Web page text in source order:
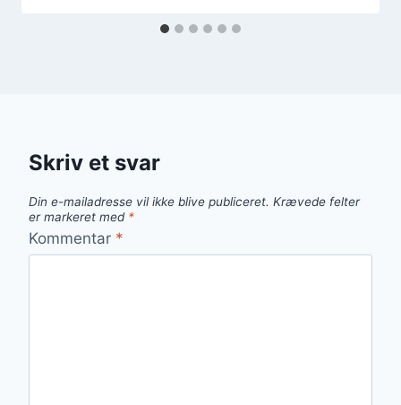
Skriv et svar
Din e-mailadresse vil ikke blive publiceret. Krævede felter
er markeret med *
Kommentar *